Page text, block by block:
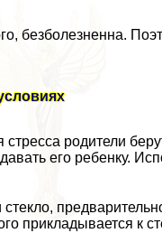
безболезненна.
родители
его ребенку.
прикладывается к